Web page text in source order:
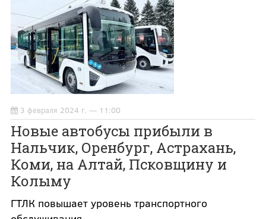
3 февраля 2024 г. — 11:00
Новые автобусы прибыли в
Нальчик, Оренбург, Астрахань,
Коми, на Алтай, Псковщину и
Колыму
ГТЛК повышает уровень транспортного